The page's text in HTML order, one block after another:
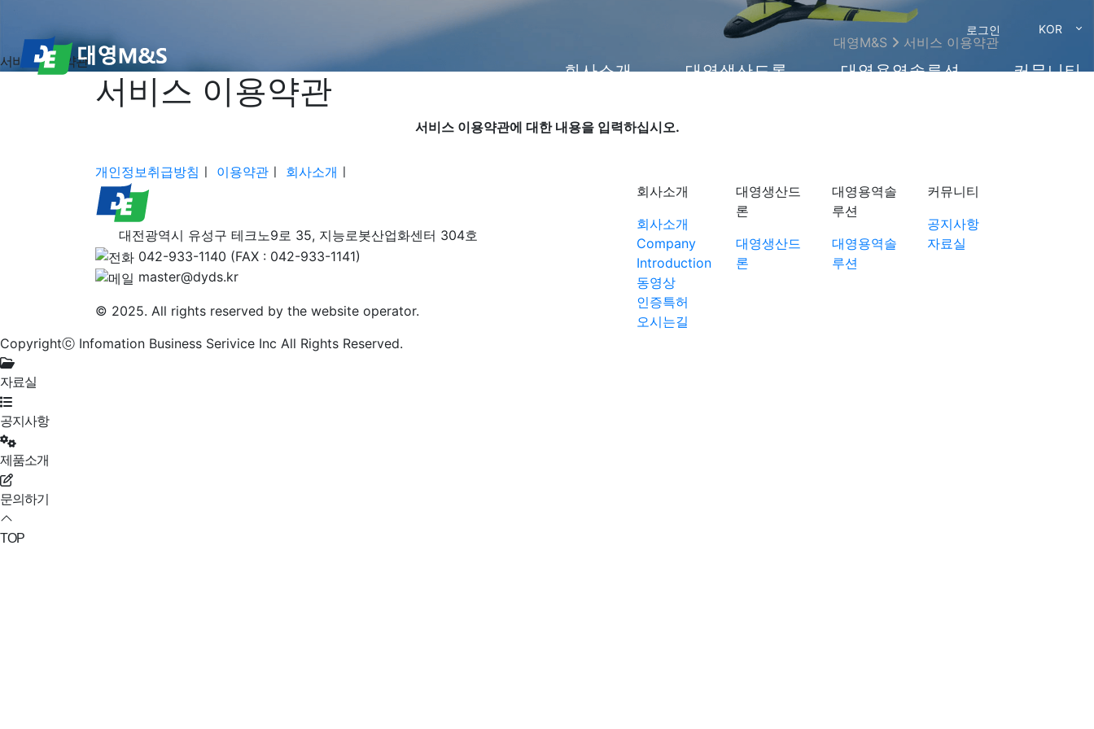
로그인 KOR
회사소개 대영생산드론 대영용역솔루션 커뮤니티
대영M&S 서비스 이용약관
서비스 이용약관
서비스 이용약관
서비스 이용약관에 대한 내용을 입력하십시오.
개인정보취급방침 ㅣ 이용약관 ㅣ 회사소개 ㅣ
대전광역시 유성구 테크노9로 35, 지능로봇산업화센터 304호
042-933-1140 (FAX : 042-933-1141)
master@dyds.kr
© 2025. All rights reserved by the website operator.
회사소개
회사소개
Company
Introduction
동영상
인증특허
오시는길
대영생산드
론
대영생산드
론
대영용역솔
루션
대영용역솔
루션
커뮤니티
공지사항
자료실
Copyrightⓒ Infomation Business Serivice Inc All Rights Reserved.
자료실
공지사항
제품소개
문의하기
TOP